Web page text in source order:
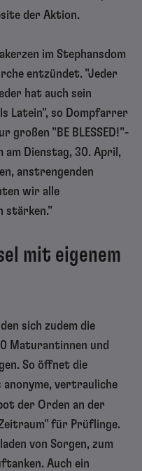
der Aktion.
im Stephansdom
entzündet. "Jeder
hat auch sein
Latein", so Dompfarrer
großen "BE BLESSED!"-
am Dienstag, 30. April,
anstrengenden
wir alle
stärken."
mit eigenem
sich zudem die
Maturantinnen und
So öffnet die
anonyme, vertrauliche
der Orden an der
für Prüflinge.
von Sorgen, zum
Auch ein